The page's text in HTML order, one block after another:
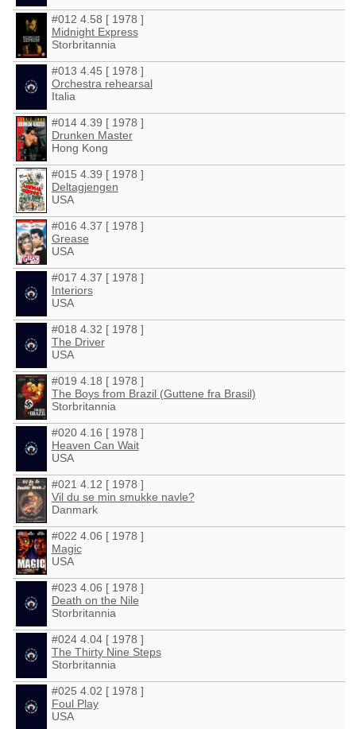
#012 4.58 [ 1978 ]
Midnight Express
Storbritannia
#013 4.45 [ 1978 ]
Orchestra rehearsal
Italia
#014 4.39 [ 1978 ]
Drunken Master
Hong Kong
#015 4.39 [ 1978 ]
Deltagjengen
USA
#016 4.37 [ 1978 ]
Grease
USA
#017 4.37 [ 1978 ]
Interiors
USA
#018 4.32 [ 1978 ]
The Driver
USA
#019 4.18 [ 1978 ]
The Boys from Brazil (Guttene fra Brasil)
Storbritannia
#020 4.16 [ 1978 ]
Heaven Can Wait
USA
#021 4.12 [ 1978 ]
Vil du se min smukke navle?
Danmark
#022 4.06 [ 1978 ]
Magic
USA
#023 4.06 [ 1978 ]
Death on the Nile
Storbritannia
#024 4.04 [ 1978 ]
The Thirty Nine Steps
Storbritannia
#025 4.02 [ 1978 ]
Foul Play
USA